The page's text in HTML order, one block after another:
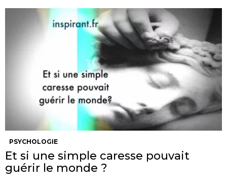
PSYCHOLOGIE
Et si une simple caresse pouvait
guérir le monde ?